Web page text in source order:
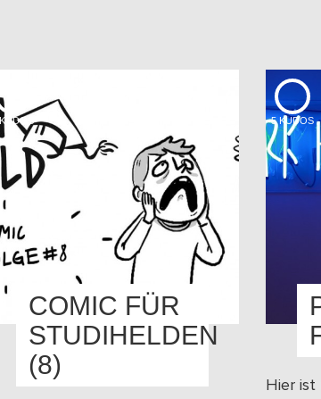
KUDOS
COMIC FÜR
STUDIHELDEN
(8)
5 KUDOS
Hier ist